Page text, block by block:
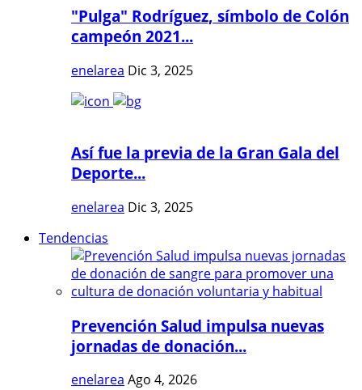
"Pulga" Rodríguez, símbolo de Colón
campeón 2021...
enelarea Dic 3, 2025
Así fue la previa de la Gran Gala del
Deporte...
enelarea Dic 3, 2025
Tendencias
Prevención Salud impulsa nuevas
jornadas de donación...
enelarea Ago 4, 2026